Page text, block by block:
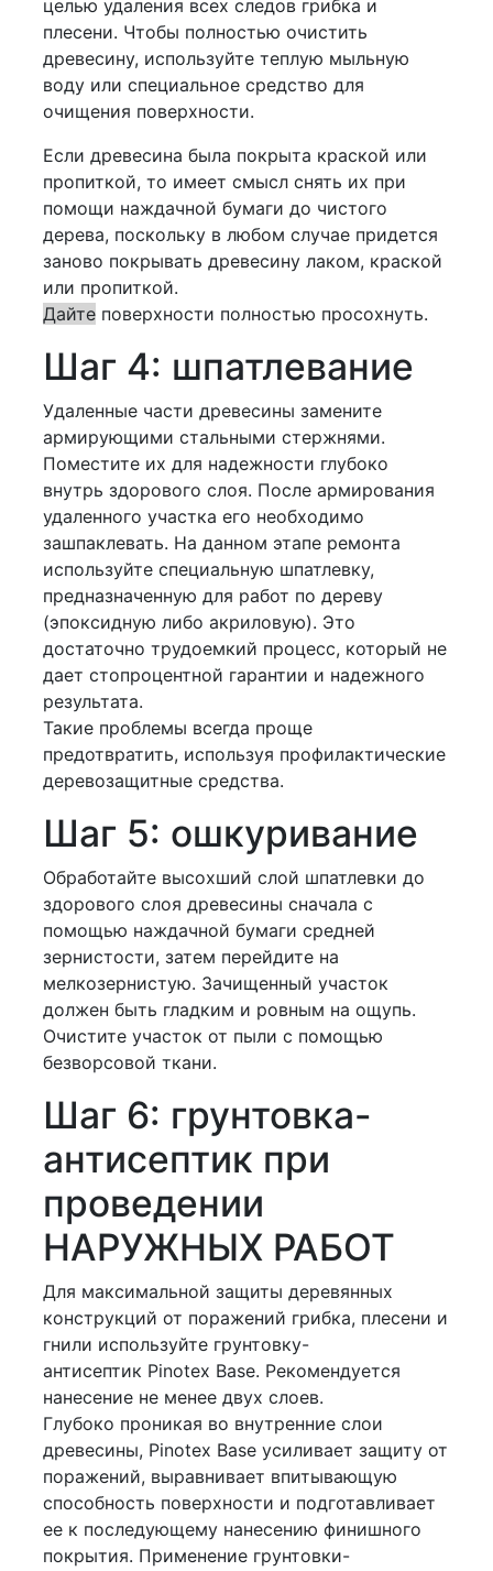
целью удаления всех следов грибка и
плесени. Чтобы полностью очистить
древесину, используйте теплую мыльную
воду или специальное средство для
очищения поверхности.
Если древесина была покрыта краской или
пропиткой, то имеет смысл снять их при
помощи наждачной бумаги до чистого
дерева, поскольку в любом случае придется
заново покрывать древесину лаком, краской
или пропиткой.
Дайте поверхности полностью просохнуть.
Шаг 4: шпатлевание
Удаленные части древесины замените
армирующими стальными стержнями.
Поместите их для надежности глубоко
внутрь здорового слоя. После армирования
удаленного участка его необходимо
зашпаклевать. На данном этапе ремонта
используйте специальную шпатлевку,
предназначенную для работ по дереву
(эпоксидную либо акриловую). Это
достаточно трудоемкий процесс, который не
дает стопроцентной гарантии и надежного
результата.
Такие проблемы всегда проще
предотвратить, используя профилактические
деревозащитные средства.
Шаг 5: ошкуривание
Обработайте высохший слой шпатлевки до
здорового слоя древесины сначала с
помощью наждачной бумаги средней
зернистости, затем перейдите на
мелкозернистую. Зачищенный участок
должен быть гладким и ровным на ощупь.
Очистите участок от пыли с помощью
безворсовой ткани.
Шаг 6: грунтовка-
антисептик при
проведении
НАРУЖНЫХ РАБОТ
Для максимальной защиты деревянных
конструкций от поражений грибка, плесени и
гнили используйте грунтовку-
антисептик Pinotex Base. Рекомендуется
нанесение не менее двух слоев.
Глубоко проникая во внутренние слои
древесины, Pinotex Base усиливает защиту от
поражений, выравнивает впитывающую
способность поверхности и подготавливает
ее к последующему нанесению финишного
покрытия. Применение грунтовки-